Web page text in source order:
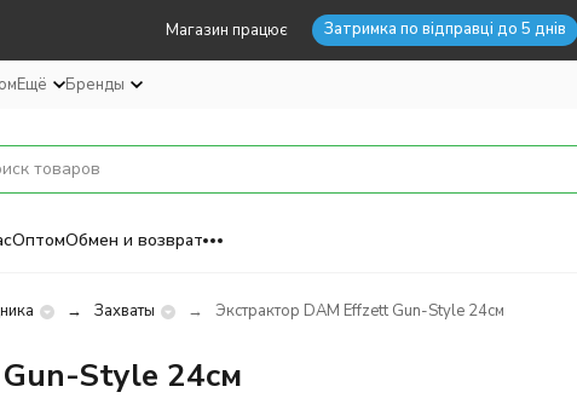
Магазин працює Затримка по відправці до 5 днів
Ещё Бренды
ОптомОбмен и возврат
Захваты Экстрактор DAM Effzett Gun-Style 24см
Style 24см